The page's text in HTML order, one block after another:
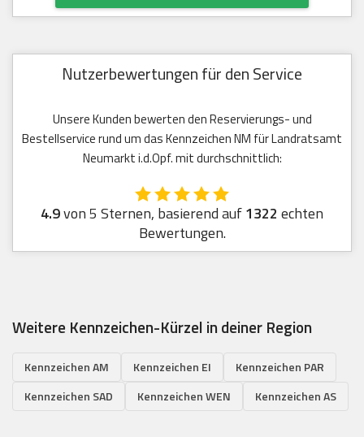
Nutzerbewertungen für den Service
Unsere Kunden bewerten den Reservierungs- und
Bestellservice rund um das Kennzeichen NM für Landratsamt
Neumarkt i.d.Opf. mit durchschnittlich:
4.9von 5 Sternen, basierend auf1322 echten
Bewertungen.
Weitere Kennzeichen-Kürzel in deiner Region
Kennzeichen AM Kennzeichen EI
Kennzeichen PAR
Kennzeichen SAD
Kennzeichen WEN Kennzeichen AS